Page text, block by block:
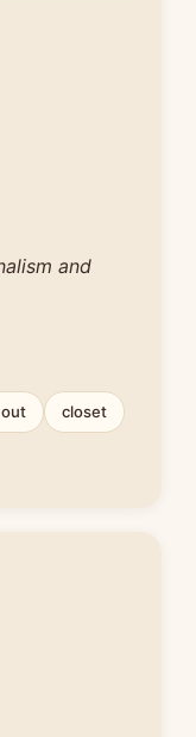
and
closet